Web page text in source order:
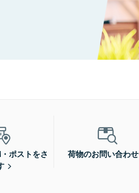
ポストをさ
荷物のお問い合わせ